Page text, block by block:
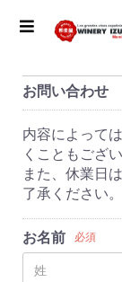
お問い合わせ
内容によって
くこともござい
また、休業日
了承ください。
お名前 必須